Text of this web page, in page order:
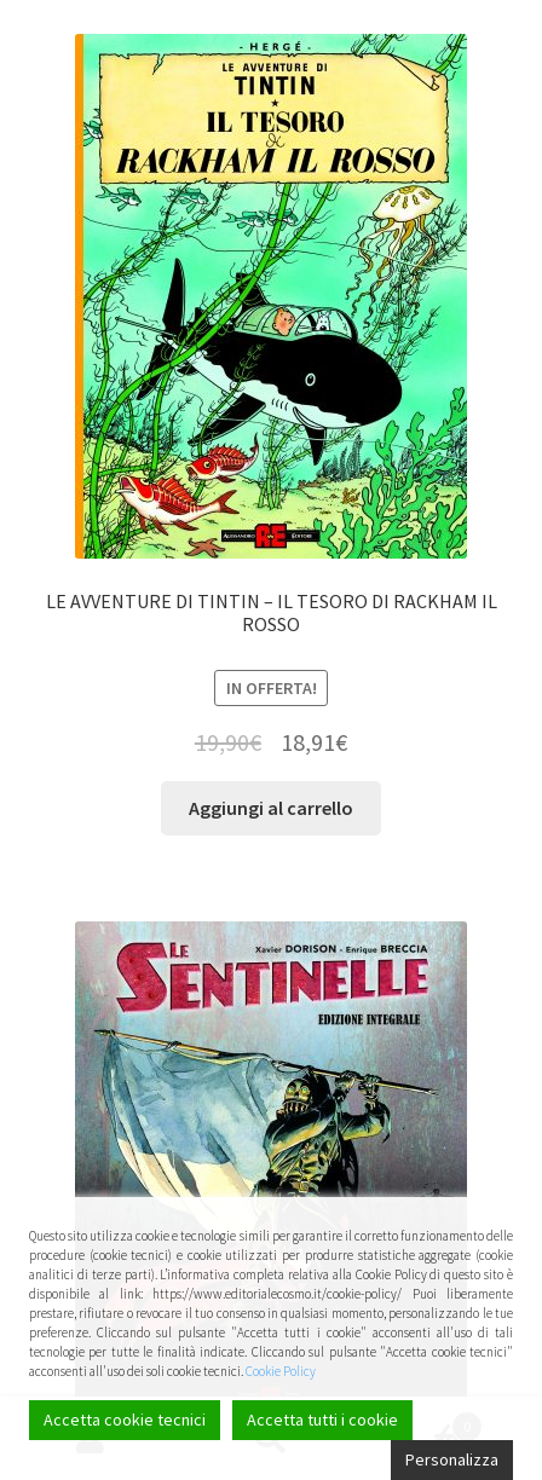
LE AVVENTURE DI TINTIN – IL TESORO DI RACKHAM IL
ROSSO
IN OFFERTA!
19,90€ 18,91€
Aggiungi al carrello
LE SENTINELLE INTEGRALE DELUXE
Questo sito utilizza cookie e tecnologie simili per garantire il corretto funzionamento delle
procedure (cookie tecnici) e cookie utilizzati per produrre statistiche aggregate (cookie
analitici di terze parti). L’informativa completa relativa alla Cookie Policy di questo sito è
disponibile al link: https://www.editorialecosmo.it/cookie-policy/ Puoi liberamente
prestare, rifiutare o revocare il tuo consenso in qualsiasi momento, personalizzando le tue
preferenze. Cliccando sul pulsante "Accetta tutti i cookie" acconsenti all'uso di tali
tecnologie per tutte le finalità indicate. Cliccando sul pulsante "Accetta cookie tecnici"
acconsenti all'uso dei soli cookie tecnici.Cookie Policy
Accetta cookie tecnici
Accetta tutti i cookie
Personalizza